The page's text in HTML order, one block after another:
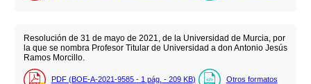
Resolución de 31 de mayo de 2021, de la Universidad de Murcia, por
la que se nombra Profesor Titular de Universidad a don Antonio Jesús
Ramos Morcillo.
PDF (BOE-A-2021-9585 - 1 pág. - 209 KB) Otros formatos